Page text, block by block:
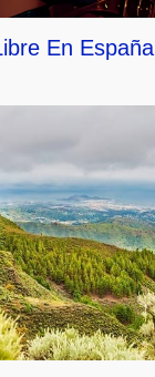
En España